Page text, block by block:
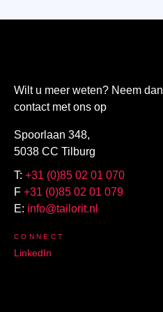
Wilt u meer weten? Neem dan
contact met ons op
Spoorlaan 348,
5038 CC Tilburg
T: +31 (0)85 02 01 070
F +31 (0)85 02 01 079
E: info@tailorit.nl
CONNECT
LinkedIn